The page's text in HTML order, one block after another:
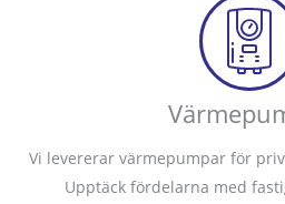
Vi levererar värmepumpar för
Upptäck fördelarna med